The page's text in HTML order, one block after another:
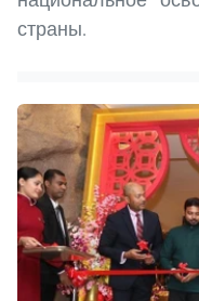
страны.